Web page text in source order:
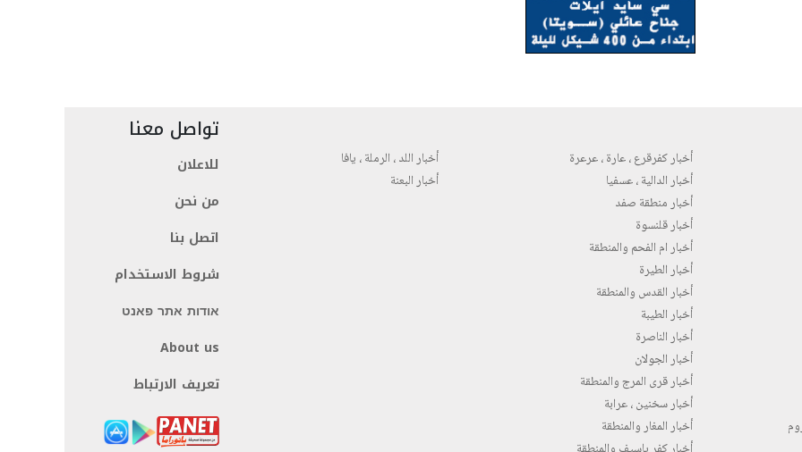
أخبار كفرقرع ، عارة ، عرعرة
أخبار الدالية ، عسفيا
أخبار منطقة صفد
أخبار قلنسوة
أخبار ام الفحم والمنطقة
أخبار الطيرة
أخبار القدس والمنطقة
أخبار الطيبة
أخبار الناصرة
أخبار الجولان
أخبار قرى المرج والمنطقة
أخبار سخنين ، عرابة
أخبار المغار والمنطقة
أخبار اللد ، الرملة ، يافا
أخبار البعنة
تواصل معنا
للاعلان
من نحن
اتصل بنا
شروط الاستخدام
אודות אתר פאנט
About us
تعريف الارتباط